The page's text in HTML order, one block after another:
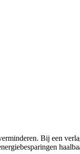
Bij een